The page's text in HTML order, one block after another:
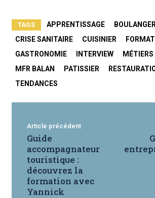
TAGS APPRENTISSAGE
BOULANGER
CRISE SANITAIRE
CUISINIER
GASTRONOMIE
INTERVIEW
MFR BALAN
PATISSIER
TENDANCES
Article précédent
Guide
accompagnateur
touristique :
découvrez la
formation avec
Yannick